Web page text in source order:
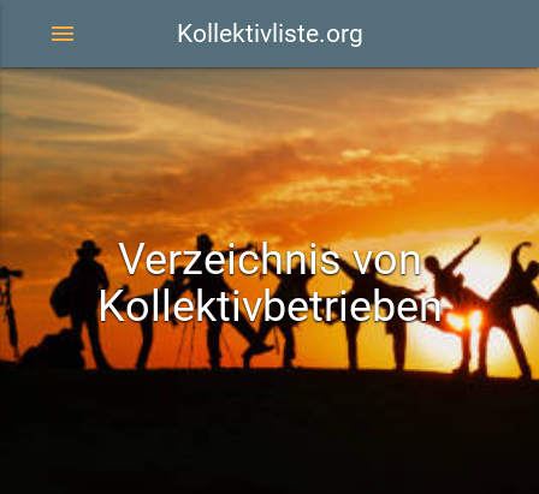
Kollektivliste.org
menu
Verzeichnis von
Kollektivbetrieben